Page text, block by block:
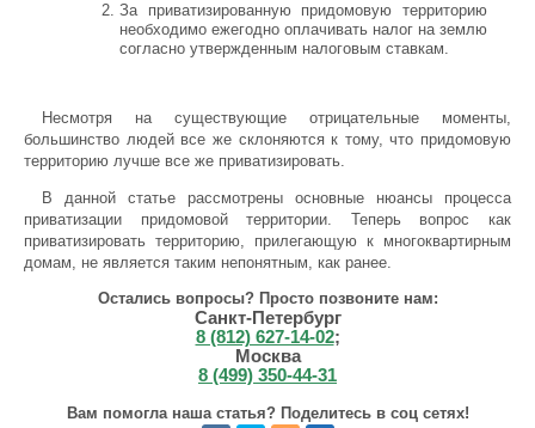
За приватизированную придомовую территорию
необходимо ежегодно оплачивать налог на землю
согласно утвержденным налоговым ставкам.
Несмотря на существующие отрицательные моменты,
большинство людей все же склоняются к тому, что придомовую
территорию лучше все же приватизировать.
В данной статье рассмотрены основные нюансы процесса
приватизации придомовой территории. Теперь вопрос как
приватизировать территорию, прилегающую к многоквартирным
домам, не является таким непонятным, как ранее.
Остались вопросы? Просто позвоните нам:
Санкт-Петербург
8 (812) 627-14-02;
Москва
8 (499) 350-44-31
Вам помогла наша статья? Поделитесь в соц сетях!